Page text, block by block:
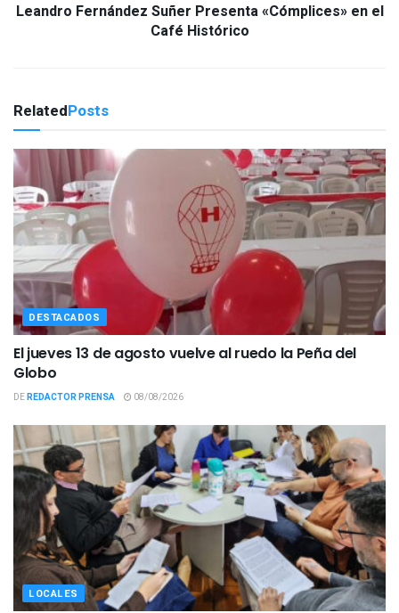
Leandro Fernández Suñer Presenta «Cómplices» en el
Café Histórico
RelatedPosts
DESTACADOS
El jueves 13 de agosto vuelve al ruedo la Peña del
Globo
DEREDACTOR PRENSA 08/08/2026
LOCALES